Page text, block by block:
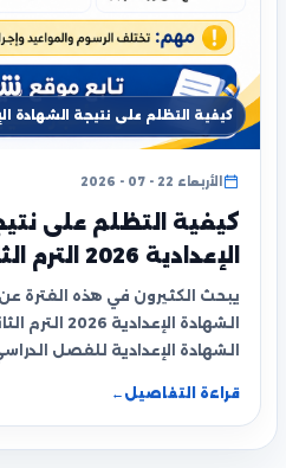
كيفية التظلم على نتيجة الشهادة الإعدادية 2026
الأربعاء 22 - 07 - 2026
كيفية التظلم على
الإعدادية 2026 الترم الثاني
يبحث الكثيرون في هذه الفترة
الشهادة
الشهادة الإعدادية للفصل
قراءة التفاصيل ←